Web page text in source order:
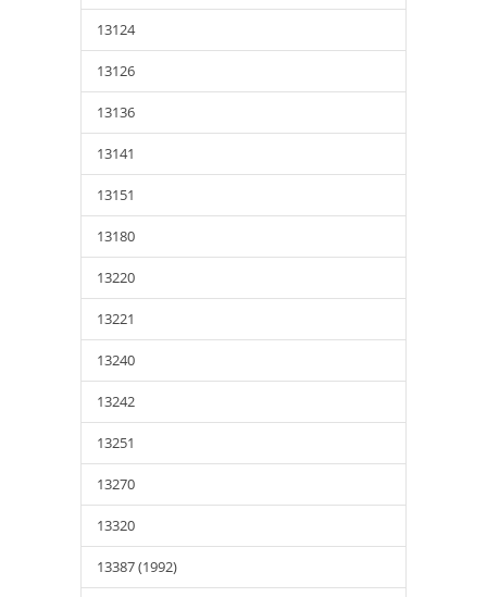
13124
13126
13136
13141
13151
13180
13220
13221
13240
13242
13251
13270
13320
13387 (1992)